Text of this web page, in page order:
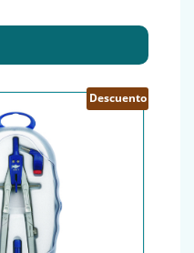
Descuento